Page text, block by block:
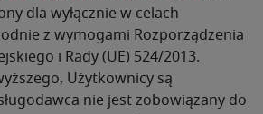
dla wyłącznie w celach
z wymogami Rozporządzenia
i Rady (UE) 524/2013.
Użytkownicy są
nie jest zobowiązany do